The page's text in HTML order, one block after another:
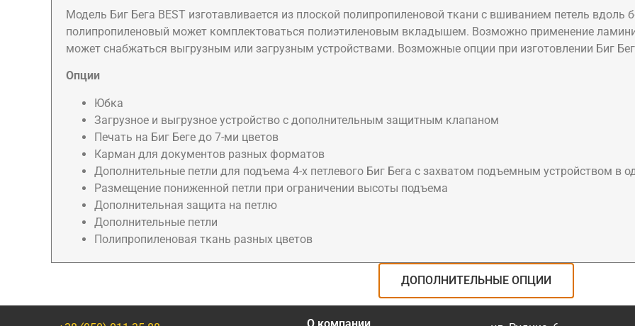
Модель Биг Бега BEST изготавливается из плоской полипропиленовой ткани с вшиванием петель вдоль
полипропиленовый может комплектоваться полиэтиленовым вкладышем. Возможно применение
может снабжаться выгрузным или загрузным устройствами. Возможные опции при изготовлении Биг
Опции
Юбка
Загрузное и выгрузное устройство с дополнительным защитным клапаном
Печать на Биг Беге до 7-ми цветов
Карман для документов разных форматов
Дополнительные петли для подъема 4-х петлевого Биг Бега с захватом подъемным устройством в
Размещение пониженной петли при ограничении высоты подъема
Дополнительная защита на петлю
Дополнительные петли
Полипропиленовая ткань разных цветов
ДОПОЛНИТЕЛЬНЫЕ ОПЦИИ